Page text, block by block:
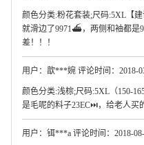
颜色分类:粉花套装;尺码:5XL【
就滑边了9971⛴，两侧和袖都是
差！！！
用户：歆***婉 评论时间：2018-
颜色分类:浅棕;尺码:5XL（150-
是毛呢的料子23EC⏭，给老人买
用户：铒***a 评论时间：2018-